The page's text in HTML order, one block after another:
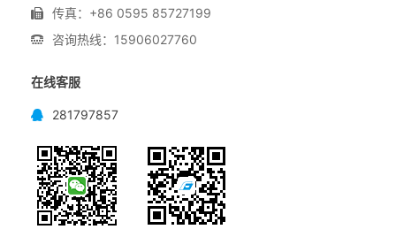
传真：+86 0595 85727199
咨询热线：15906027760
在线客服
281797857